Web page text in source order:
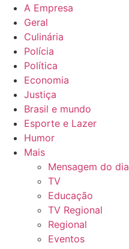
A Empresa
Geral
Culinária
Polícia
Política
Economia
Justiça
Brasil e mundo
Esporte e Lazer
Humor
Mais
Mensagem do dia
TV
Educação
TV Regional
Regional
Eventos